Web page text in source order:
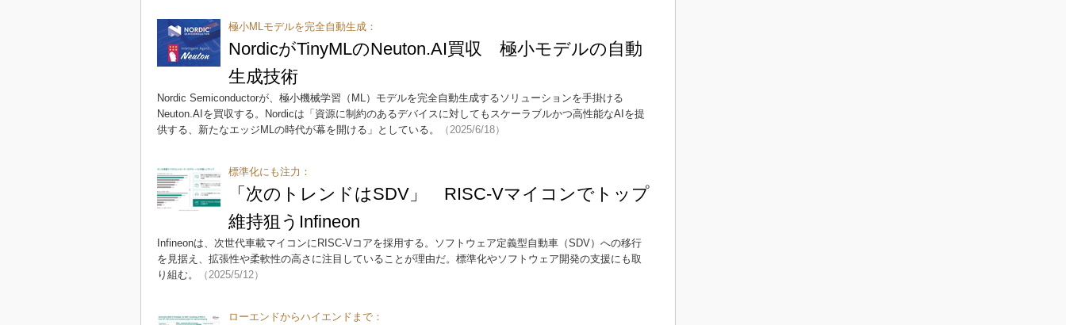
極小MLモデルを完全自動生成：
NordicがTinyMLのNeuton.AI買収 極小モデルの自動
生成技術
Nordic Semiconductorが、極小機械学習（ML）モデルを完全自動生成するソリューションを手掛ける
Neuton.AIを買収する。Nordicは「資源に制約のあるデバイスに対してもスケーラブルかつ高性能なAIを提
供する、新たなエッジMLの時代が幕を開ける」としている。
（2025/6/18）
標準化にも注力：
「次のトレンドはSDV」 RISC-Vマイコンでトップ
維持狙うInfineon
Infineonは、次世代車載マイコンにRISC-Vコアを採用する。ソフトウェア定義型自動車（SDV）への移行
を見据え、拡張性や柔軟性の高さに注目していることが理由だ。標準化やソフトウェア開発の支援にも取
り組む。
（2025/5/12）
ローエンドからハイエンドまで：